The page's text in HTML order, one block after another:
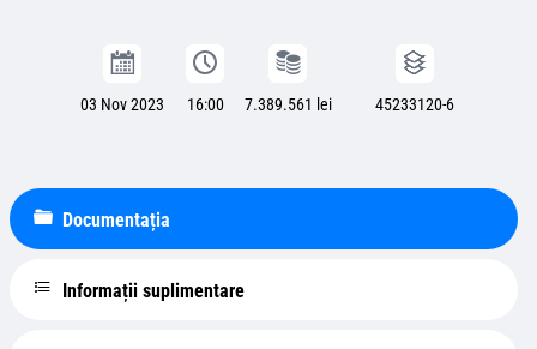
03 Nov 2023 16:00 7.389.561 lei 45233120-6
Documentația
Informații suplimentare